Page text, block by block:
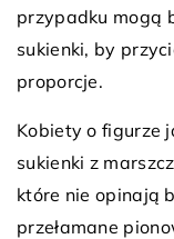
przypadku mogą
sukienki, by
proporcje.
Kobiety o figurze
sukienki z
które nie opinają
przełamane